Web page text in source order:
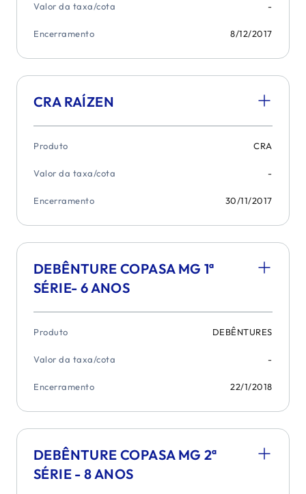
Valor da taxa/cota -
Encerramento 8/12/2017
CRA RAÍZEN
Produto CRA
Valor da taxa/cota -
Encerramento 30/11/2017
DEBÊNTURE COPASA MG 1ª
SÉRIE- 6 ANOS
Produto DEBÊNTURES
Valor da taxa/cota -
Encerramento 22/1/2018
DEBÊNTURE COPASA MG 2ª
SÉRIE - 8 ANOS